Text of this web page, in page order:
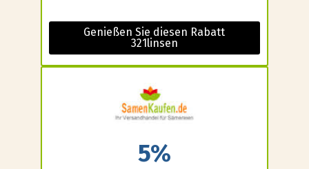
Genießen Sie diesen Rabatt
321linsen
5%